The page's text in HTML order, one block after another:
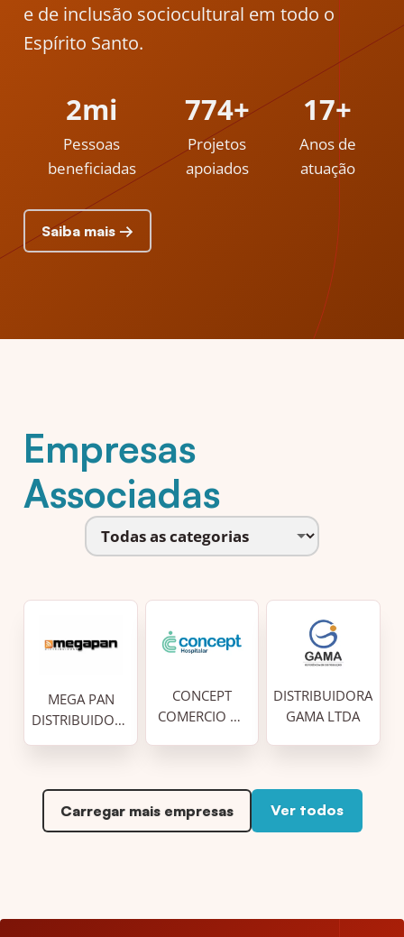
e de inclusão sociocultural em todo o
Espírito Santo.
2mi
Pessoas
beneficiadas
774+
Projetos
apoiados
17+
Anos de
atuação
Saiba mais →
Empresas
Associadas
MEGA PAN
DISTRIBUIDORA
CONCEPT
COMERCIO DE
DISTRIBUIDORA
GAMA LTDA
Carregar mais empresas Ver todos